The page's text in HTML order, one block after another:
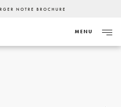
NOTRE BROCHURE
MENU